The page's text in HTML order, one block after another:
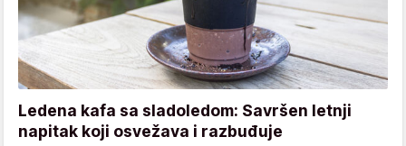
Ledena kafa sa sladoledom: Savršen letnji
napitak koji osvežava i razbuđuje